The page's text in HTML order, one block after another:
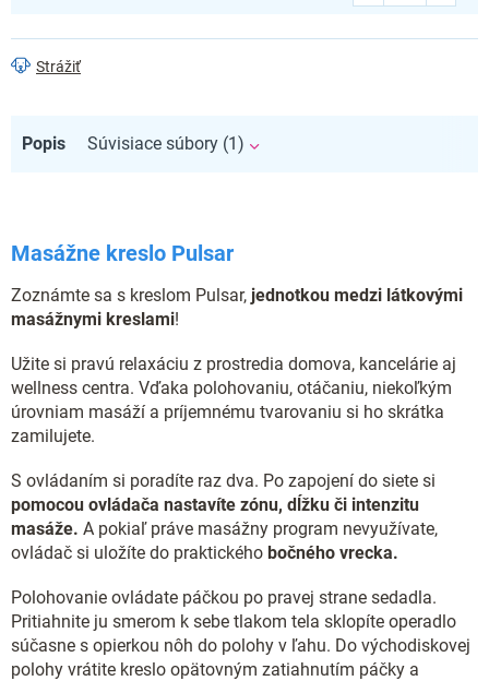
Strážiť
Popis Súvisiace súbory (1)
Masážne kreslo Pulsar
Zoznámte sa s kreslom Pulsar, jednotkou medzi látkovými
masážnymi kreslami!
Užite si pravú relaxáciu z prostredia domova, kancelárie aj
wellness centra. Vďaka polohovaniu, otáčaniu, niekoľkým
úrovniam masáží a príjemnému tvarovaniu si ho skrátka
zamilujete.
S ovládaním si poradíte raz dva. Po zapojení do siete si
pomocou ovládača nastavíte zónu, dĺžku či intenzitu
masáže. A pokiaľ práve masážny program nevyužívate,
ovládač si uložíte do praktického bočného vrecka.
Polohovanie ovládate páčkou po pravej strane sedadla.
Pritiahnite ju smerom k sebe tlakom tela sklopíte operadlo
súčasne s opierkou nôh do polohy v ľahu. Do východiskovej
polohy vrátite kreslo opätovným zatiahnutím páčky a